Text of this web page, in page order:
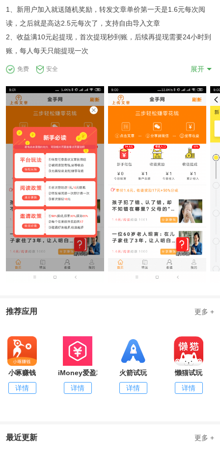
1、新用户加入就送随机奖励，转发文章单价第一天是1.6元每次阅
读，之后就是高达2.5元每次了，支持自由导入文章
2、收益满10元起提现，首次提现秒到账，后续再提现需要24小时到
账，每人每天只能提现一次
3、邀请好友最高可获得17元的现金奖励，同时享受两级好友提成共
免费 安全 展开
推荐应用 更多 +
小啄赚钱
详情
iMoney爱盈利
详情
火箭试玩
详情
懒猫试玩
详情
最近更新 更多 +